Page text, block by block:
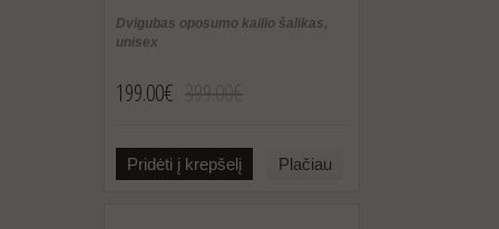
Dvigubas oposumo kailio šalikas,
unisex
199.00€
Pridėti į krepšelį Plačiau